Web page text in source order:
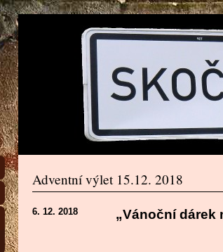
Adventní výlet 15.12. 2018
6. 12. 2018 „Vánoční dárek